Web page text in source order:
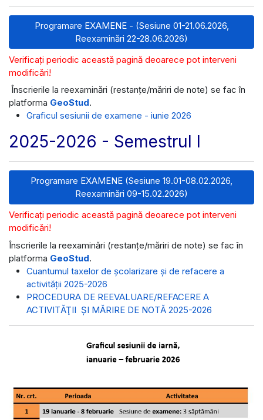
Programare EXAMENE - (Sesiune 01-21.06.2026,
Reexaminări 22-28.06.2026)
Verificați periodic această pagină deoarece pot interveni
modificări!
Înscrierile la reexaminări (restanțe/măriri de note) se fac în
platforma GeoStud.
Graficul sesiunii de examene - iunie 2026
2025-2026 - Semestrul I
Programare EXAMENE (Sesiune 19.01-08.02.2026,
Reexaminări 09-15.02.2026)
Verificați periodic această pagină deoarece pot interveni
modificări!
Înscrierile la reexaminări (restanțe/măriri de note) se fac în
platforma GeoStud.
Cuantumul taxelor de școlarizare și de refacere a
activității 2025-2026
PROCEDURA DE REEVALUARE/REFACERE A
ACTIVITĂŢII ŞI MĂRIRE DE NOTĂ 2025-2026